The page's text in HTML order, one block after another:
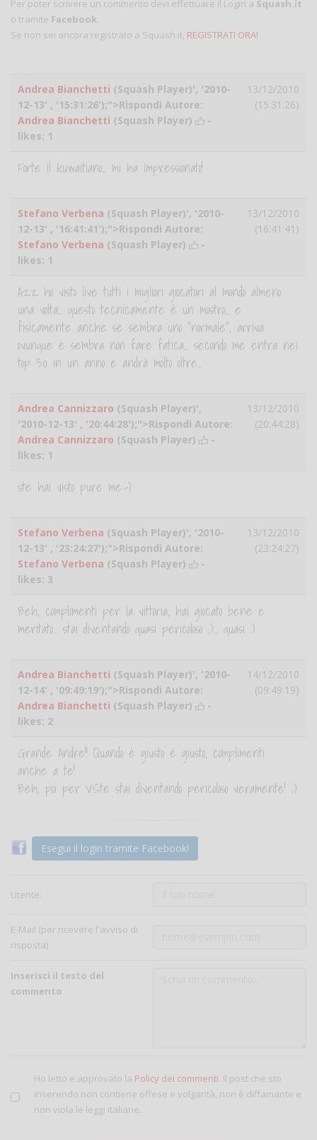
Per poter scrivere un commento devi effettuare il Login a Squash.it
o tramite Facebook.
Se non sei ancora registrato a Squash.it, REGISTRATI ORA!
Andrea Bianchetti (Squash Player)', '2010-
12-13' , '15:31:26');">Rispondi Autore:
Andrea Bianchetti (Squash Player)
-
likes: 1
13/12/2010
(15:31:26)
Forte il kuwaitiano... mi ha impressionato!
Stefano Verbena (Squash Player)', '2010-
12-13' , '16:41:41');">Rispondi Autore:
Stefano Verbena (Squash Player)
-
likes: 1
13/12/2010
(16:41:41)
Azz ho visto live tutti i migliori giocatori al mondo almeno
una volta... questo tecnicamente è un mostro... e
fisicamente anche se sembra uno "normale", arriva
ovunque e sembra non fare fatica... secondo me entra nei
top 30 in un anno e andrà molto oltre...
Andrea Cannizzaro (Squash Player)',
'2010-12-13' , '20:44:28');">Rispondi Autore:
Andrea Cannizzaro (Squash Player)
-
likes: 1
13/12/2010
(20:44:28)
ste hai visto pure me:-)
Stefano Verbena (Squash Player)', '2010-
12-13' , '23:24:27');">Rispondi Autore:
Stefano Verbena (Squash Player)
-
likes: 3
13/12/2010
(23:24:27)
Beh, complimenti per la vittoria, hai giocato bene e
meritato... stai diventando quasi pericoloso ;)... quasi :)
Andrea Bianchetti (Squash Player)', '2010-
12-14' , '09:49:19');">Rispondi Autore:
Andrea Bianchetti (Squash Player)
-
likes: 2
14/12/2010
(09:49:19)
Grande Andre!! Quando è giusto è giusto, complimenti
anche a te!
Beh, poi per VSte stai diventando pericoloso veramente! ;)
Esegui il login tramite Facebook!
Utente:
E-Mail (per ricevere l'avviso di
risposta)
Inserisci il testo del
commento
Ho letto e approvato la Policy dei commenti. Il post che sto
inserendo non contiene offese e volgarità, non è diffamante e
non viola le leggi italiane.